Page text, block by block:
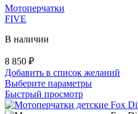
Мотоперчатки
FIVE
В наличии
8 850 ₽
Добавить в список желаний
Выберите параметрыЭтот
имеет
Быстрый просмотр